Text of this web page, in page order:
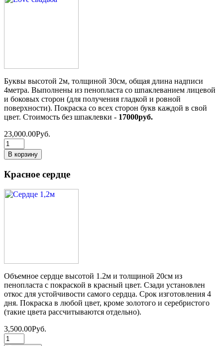
Буквы высотой 2м, толщиной 30см, общая длина надписи
4метра. Выполнены из пенопласта со шпаклеванием лицевой
и боковых сторон (для получения гладкой и ровной
поверхности). Покраска со всех сторон букв каждой в свой
цвет. Стоимость без шпаклевки - 17000руб.
23,000.00Руб.
Красное сердце
Объемное сердце высотой 1.2м и толщиной 20см из
пенопласта с покраской в красный цвет. Сзади установлен
откос для устойчивости самого сердца. Срок изготовления 4
дня. Покраска в любой цвет, кроме золотого и серебристого
(такие цвета рассчитываются отдельно).
3,500.00Руб.